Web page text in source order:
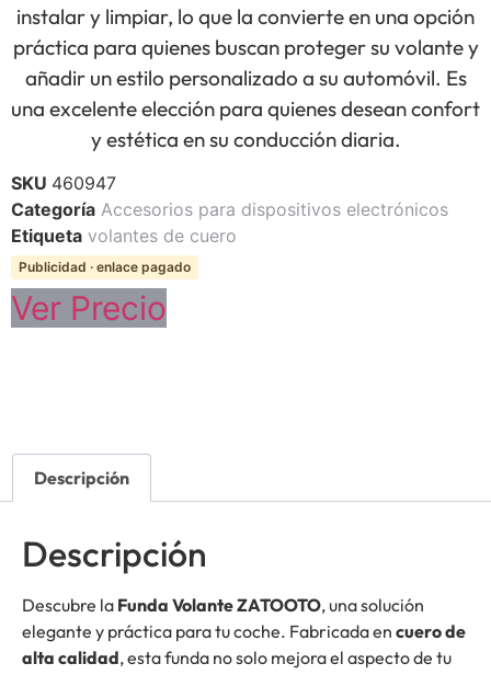
instalar y limpiar, lo que la convierte en una opción
práctica para quienes buscan proteger su volante y
añadir un estilo personalizado a su automóvil. Es
una excelente elección para quienes desean confort
y estética en su conducción diaria.
SKU 460947
Categoría Accesorios para dispositivos electrónicos
Etiqueta volantes de cuero
Publicidad · enlace pagado
Ver Precio
Descripción
Descripción
Descubre la Funda Volante ZATOOTO, una solución
elegante y práctica para tu coche. Fabricada en cuero de
alta calidad, esta funda no solo mejora el aspecto de tu